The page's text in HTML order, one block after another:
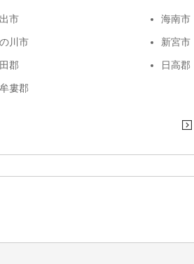
市 海南市
川市 新宮市
郡 日高郡
婁郡